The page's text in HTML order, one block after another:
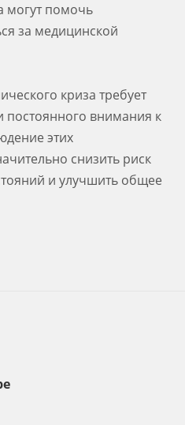
могут помочь
за медицинской
криза требует
постоянного внимания к
этих
снизить риск
и улучшить общее